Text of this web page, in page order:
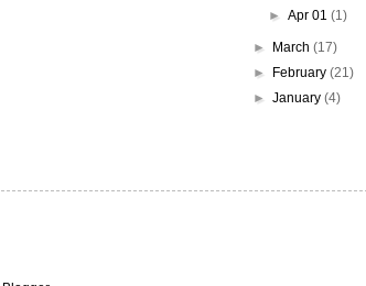
►Apr 01(1)
► March (17)
►
February (21)
► January (4)